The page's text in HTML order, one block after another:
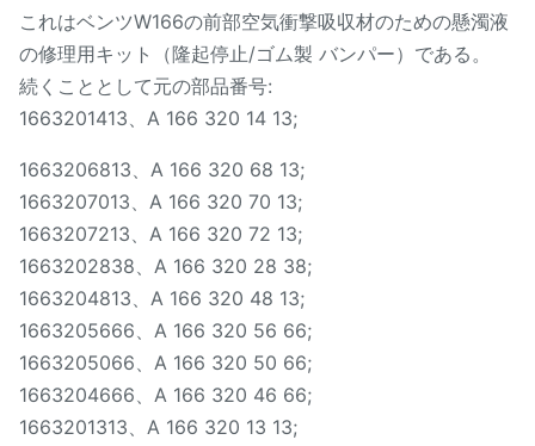
これはベンツW166の前部空気衝撃吸収材のための懸濁液
の修理用キット（隆起停止/ゴム製 バンパー）である。
続くこととして元の部品番号:
1663201413、A 166 320 14 13;
1663206813、A 166 320 68 13;
1663207013、A 166 320 70 13;
1663207213、A 166 320 72 13;
1663202838、A 166 320 28 38;
1663204813、A 166 320 48 13;
1663205666、A 166 320 56 66;
1663205066、A 166 320 50 66;
1663204666、A 166 320 46 66;
1663201313、A 166 320 13 13;